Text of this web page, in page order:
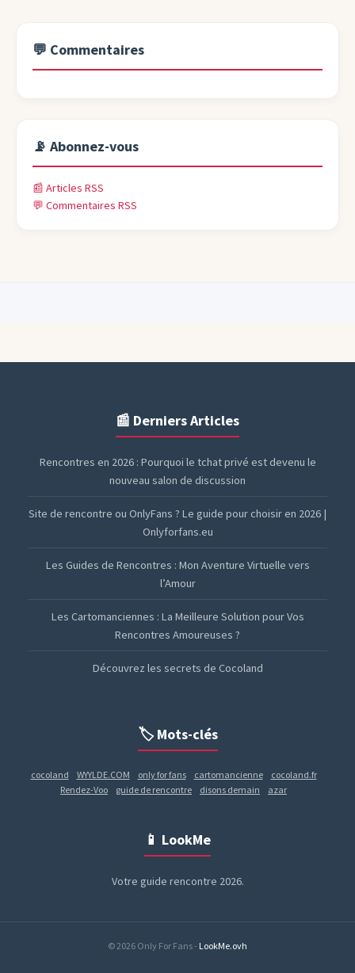
💬 Commentaires
📡 Abonnez-vous
📰 Articles RSS
💬 Commentaires RSS
📰 Derniers Articles
Rencontres en 2026 : Pourquoi le tchat privé est devenu le
nouveau salon de discussion
Site de rencontre ou OnlyFans ? Le guide pour choisir en 2026 |
Onlyforfans.eu
Les Guides de Rencontres : Mon Aventure Virtuelle vers
l’Amour
Les Cartomanciennes : La Meilleure Solution pour Vos
Rencontres Amoureuses ?
Découvrez les secrets de Cocoland
🏷️ Mots-clés
cocoland WYYLDE.COM only for fans cartomancienne
cocoland.fr
Rendez-Voo
guide de rencontre disons demain azar
📱 LookMe
Votre guide rencontre 2026.
© 2026 Only For Fans - LookMe.ovh